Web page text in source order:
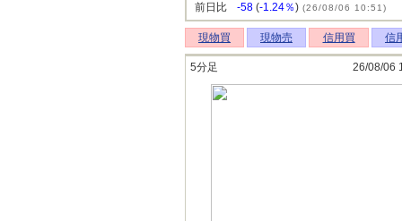
前日比 -58 (-1.24％) (26/08/06 10:51)
現物買 現物売 信用買 信
5分足 26/08/06